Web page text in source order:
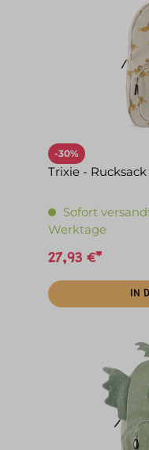
-30%
Trixie -
Sofort
Werktage
27,93 €*
IN